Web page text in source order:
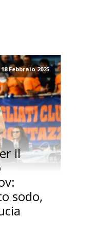
18 Febbraio 2025
il
sodo,